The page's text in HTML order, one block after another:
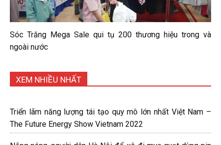
Sóc Trăng Mega Sale qui tụ 200 thương hiệu trong và
ngoài nước
XEM NHIỀU NHẤT
Triển lãm năng lượng tái tạo quy mô lớn nhất Việt Nam –
The Future Energy Show Vietnam 2022